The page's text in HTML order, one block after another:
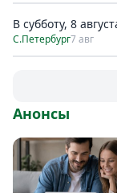
В субботу, 8
С.Петербург7 авг
Анонсы